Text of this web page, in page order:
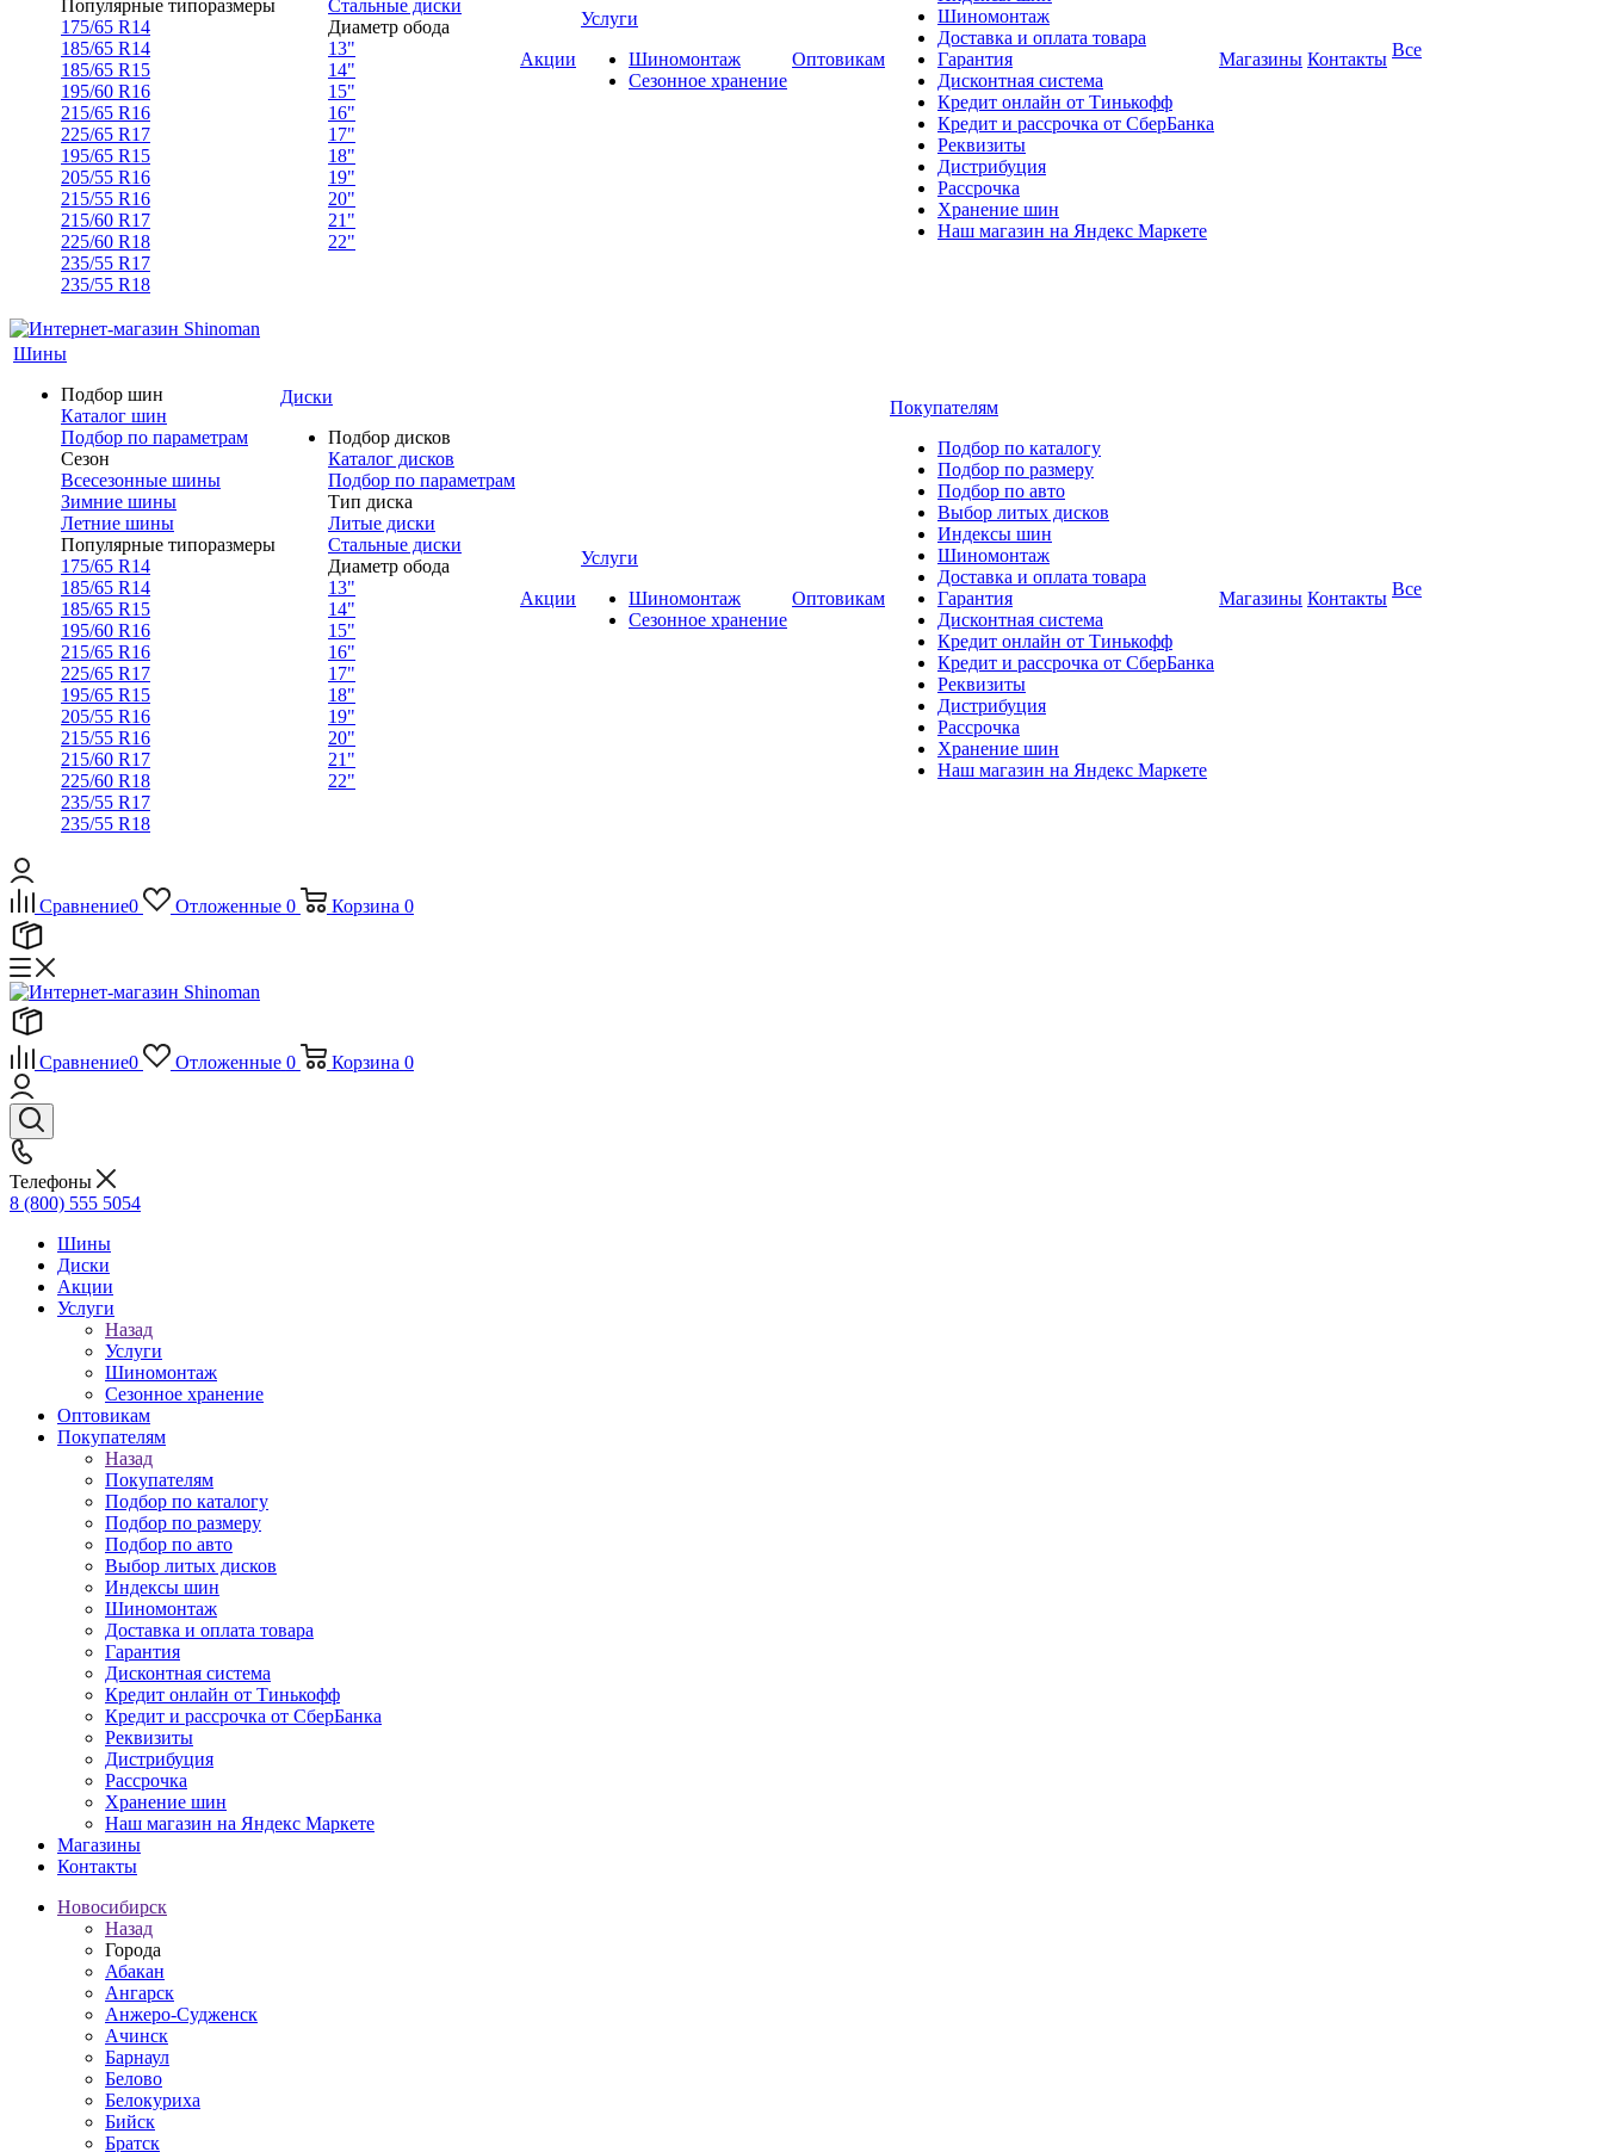
Популярные типоразмеры
175/65 R14
185/65 R14
185/65 R15
195/60 R16
215/65 R16
225/65 R17
195/65 R15
205/55 R16
215/55 R16
215/60 R17
225/60 R18
235/55 R17
235/55 R18
Стальные диски
Диаметр обода
13"
14"
15"
16"
17"
18"
19"
20"
21"
22"
Акции
Услуги
Шиномонтаж
Сезонное хранение
Оптовикам
Шиномонтаж
Доставка и оплата товара
Гарантия
Дисконтная система
Кредит онлайн от Тинькофф
Кредит и рассрочка от СберБанка
Реквизиты
Дистрибуция
Рассрочка
Хранение шин
Наш магазин на Яндекс Маркете
Магазины Контакты Все
Шины
Подбор шин
Каталог шин
Подбор по параметрам
Сезон
Всесезонные шины
Зимние шины
Летние шины
Популярные типоразмеры
175/65 R14
185/65 R14
185/65 R15
195/60 R16
215/65 R16
225/65 R17
195/65 R15
205/55 R16
215/55 R16
215/60 R17
225/60 R18
235/55 R17
235/55 R18
Диски
Подбор дисков
Каталог дисков
Подбор по параметрам
Тип диска
Литые диски
Стальные диски
Диаметр обода
13"
14"
15"
16"
17"
18"
19"
20"
21"
22"
Акции
Услуги
Шиномонтаж
Сезонное хранение
Оптовикам
Покупателям
Подбор по каталогу
Подбор по размеру
Подбор по авто
Выбор литых дисков
Индексы шин
Шиномонтаж
Доставка и оплата товара
Гарантия
Дисконтная система
Кредит онлайн от Тинькофф
Кредит и рассрочка от СберБанка
Реквизиты
Дистрибуция
Рассрочка
Хранение шин
Наш магазин на Яндекс Маркете
Магазины Контакты Все
Сравнение0 Отложенные 0 Корзина 0
Сравнение0 Отложенные 0 Корзина 0
Телефоны
8 (800) 555 5054
Шины
Диски
Акции
Услуги
Назад
Услуги
Шиномонтаж
Сезонное хранение
Оптовикам
Покупателям
Назад
Покупателям
Подбор по каталогу
Подбор по размеру
Подбор по авто
Выбор литых дисков
Индексы шин
Шиномонтаж
Доставка и оплата товара
Гарантия
Дисконтная система
Кредит онлайн от Тинькофф
Кредит и рассрочка от СберБанка
Реквизиты
Дистрибуция
Рассрочка
Хранение шин
Наш магазин на Яндекс Маркете
Магазины
Контакты
Новосибирск
Назад
Города
Абакан
Ангарск
Анжеро-Судженск
Ачинск
Барнаул
Белово
Белокуриха
Бийск
Братск